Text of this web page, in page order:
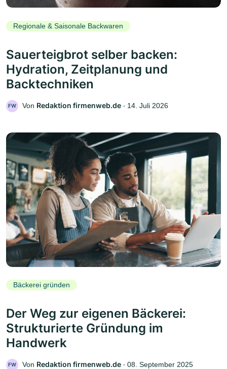
Regionale & Saisonale Backwaren
Sauerteigbrot selber backen:
Hydration, Zeitplanung und
Backtechniken
FW Von Redaktion firmenweb.de ‧ 14. Juli 2026
Bäckerei gründen
Der Weg zur eigenen Bäckerei:
Strukturierte Gründung im
Handwerk
FW Von Redaktion firmenweb.de ‧ 08. September 2025